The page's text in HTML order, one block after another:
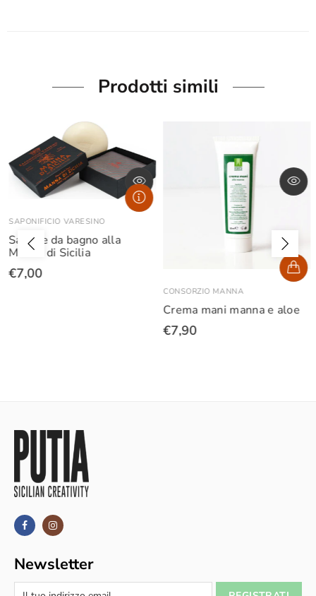
Prodotti simili
SAPONIFICIO VARESINO
Sapone da bagno alla
Manna di Sicilia
€7,00
CONSORZIO MANNA
Crema mani manna e aloe
€7,90
Newsletter